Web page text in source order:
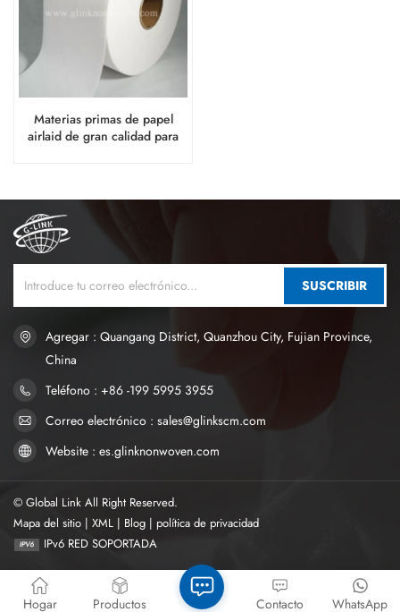
Materias primas de papel
airlaid de gran calidad para
SUSCRIBIR
Agregar : Quangang District, Quanzhou City, Fujian Province,
China
Teléfono : +86 -199 5995 3955
Correo electrónico : sales@glinkscm.com
Website : es.glinknonwoven.com
© Global Link All Right Reserved.
Mapa del sitio | XML | Blog | política de privacidad
IPv6 RED SOPORTADA
Hogar Productos WhatsApp
Contacto